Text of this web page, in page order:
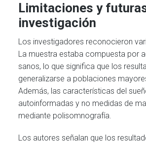
Limitaciones y
investigación
Los investigadores reconocieron
La muestra estaba compuesta por
sanos, lo que significa que los
generalizarse a poblaciones
Además, las características del
autoinformadas y no medidas de
mediante polisomnografía.
Los autores señalan que los